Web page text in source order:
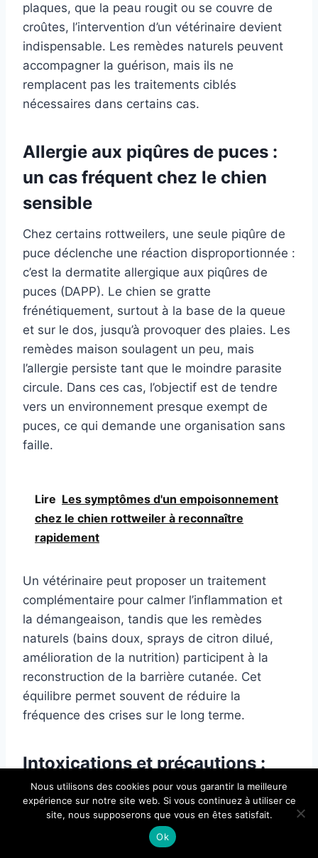
plaques, que la peau rougit ou se couvre de
croûtes, l’intervention d’un vétérinaire devient
indispensable. Les remèdes naturels peuvent
accompagner la guérison, mais ils ne
remplacent pas les traitements ciblés
nécessaires dans certains cas.
Allergie aux piqûres de puces :
un cas fréquent chez le chien
sensible
Chez certains rottweilers, une seule piqûre de
puce déclenche une réaction disproportionnée :
c’est la dermatite allergique aux piqûres de
puces (DAPP). Le chien se gratte
frénétiquement, surtout à la base de la queue
et sur le dos, jusqu’à provoquer des plaies. Les
remèdes maison soulagent un peu, mais
l’allergie persiste tant que le moindre parasite
circule. Dans ces cas, l’objectif est de tendre
vers un environnement presque exempt de
puces, ce qui demande une organisation sans
faille.
Lire Les symptômes d'un empoisonnement
chez le chien rottweiler à reconnaître
rapidement
Un vétérinaire peut proposer un traitement
complémentaire pour calmer l’inflammation et
la démangeaison, tandis que les remèdes
naturels (bains doux, sprays de citron dilué,
amélioration de la nutrition) participent à la
reconstruction de la barrière cutanée. Cet
équilibre permet souvent de réduire la
fréquence des crises sur le long terme.
Intoxications et précautions :
quand un remède naturel peut
devenir dangereux
ne signifie pas « sans risque ».
Nous utilisons des cookies pour vous garantir la meilleure
expérience sur notre site web. Si vous continuez à utiliser ce
site, nous supposerons que vous en êtes satisfait.
Ok